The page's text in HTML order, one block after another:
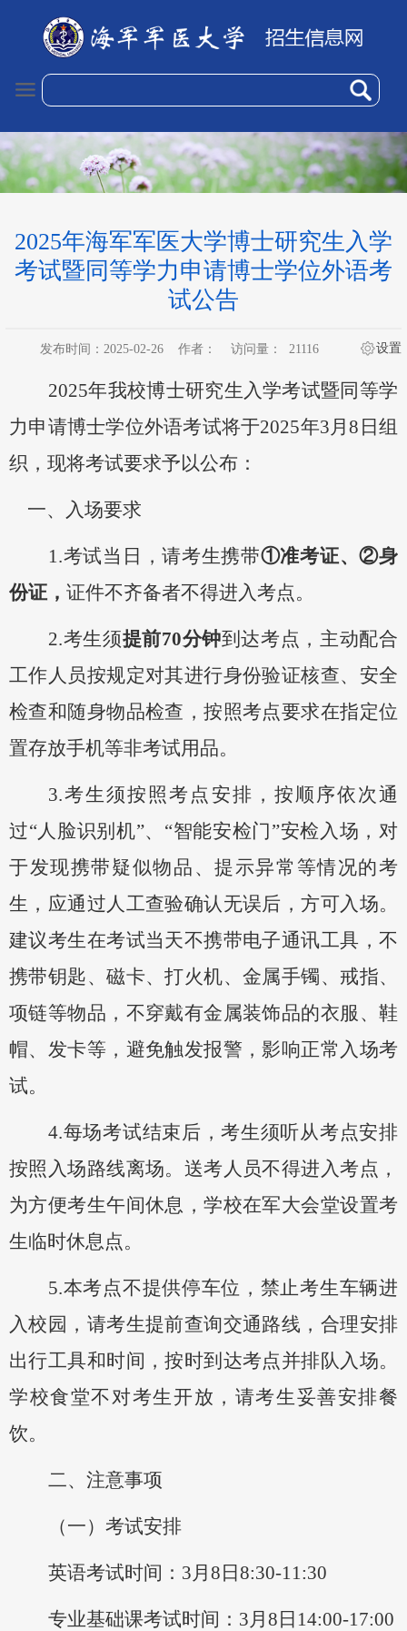
2025年海军军医大学博士研究生入学
考试暨同等学力申请博士学位外语考
试公告
发布时间：2025-02-26 作者： 访问量： 21116 设置
2025年我校博士研究生入学考试暨同等学
力申请博士学位外语考试将于2025年3月8 日组
织，现将考试要求予以公布：
一、入场要求
1.考试当日，请考生携带①准考证、②身
份证 ， 证件不齐备者不得进入考点。
2.考生须提前70分钟到达考点， 主动配合
工作人员按规定对其进行身份验证核查、安全
检查和随身物品检查，按照考点要求在指定位
置存放手机等非考试用品。
3.考生须按照考点安排，按顺序依次通
过“人脸识别机”、“智能安检门”安检入场，对
于发现携带疑似物品、提示异常等情况的考
生，应通过人工查验确认无误后，方可入场。
建议考生在考试当天不携带电子通讯工具，不
携带钥匙、磁卡、打火机、金属手镯、戒指、
项链等物品，不穿戴有金属装饰品的衣服、鞋
帽、发卡等，避免触发报警，影响正常入场考
试。
4.每场考试结束后，考生须听从考点安排
按照入场路线离场。送考人员不得进入考点 ，
为方便考生午间休息，学校在军大会堂设置考
生临时休息点。
5.本考点不提供停车位，禁止考生车辆进
入校园， 请考生提前查询交通路线，合理安排
出行工具和时间，按时到达考点并排队入场。
学校食堂不对考生开放，请考生妥善安排餐
饮。
二、注意事项
（一）考试安排
英语考试时间： 3月 8 日 8:30-11:30
专业基础课考试时间： 3月 8 日 14:00-17:00